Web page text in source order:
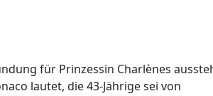
für Prinzessin Charlènes
lautet, die 43-Jährige sei von